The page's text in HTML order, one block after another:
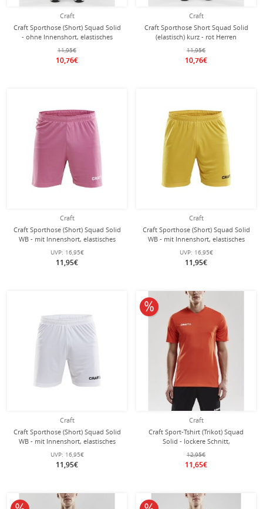
Craft
Craft Sporthose (Short) Squad Solid
- ohne Innenshort, elastisches
Material - navyblau Herren
11,95€
10,76€
Craft
Craft Sporthose Short Squad Solid
(elastisch) kurz - rot Herren
11,95€
10,76€
Craft
Craft Sporthose (Short) Squad Solid
WB - mit Innenshort, elastisches
Material - pink Herren
UVP: 16,95€
11,95€
Craft
Craft Sporthose (Short) Squad Solid
WB - mit Innenshort, elastisches
Material - gelb Herren
UVP: 16,95€
11,95€
Craft
Craft Sporthose (Short) Squad Solid
WB - mit Innenshort, elastisches
Material - weiss Herren
UVP: 16,95€
11,95€
Craft
Craft Sport-Tshirt (Trikot) Squad
Solid - lockere Schnitt,
schnelltrocknend - orange Herren
12,95€
11,65€
10% reduziert